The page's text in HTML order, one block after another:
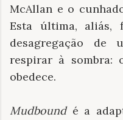
McAllan e o
Esta última, aliás,
desagregação de
respirar à sombra:
obedece.
Mudbound é a